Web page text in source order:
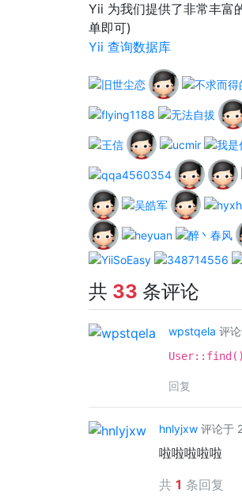
Yii 为我们提供了非常丰富
单即可)
Yii 查询数据库
共 33 条评论
wpstqela 评
回复
hnlyjxw 评论于
啦啦啦啦啦
共 1 条回复